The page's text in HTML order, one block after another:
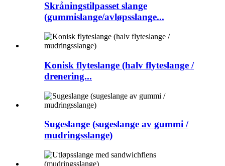
Skråningstilpasset slange
(gummislange/avløpsslange...
Konisk flyteslange (halv flyteslange /
drenering...
Sugeslange (sugeslange av gummi /
mudringsslange)